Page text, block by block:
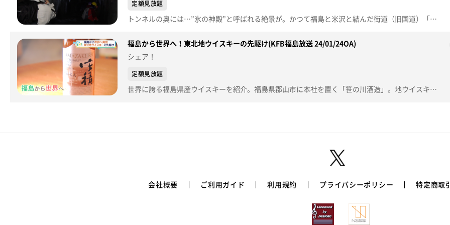
定額見放題
トンネルの奥には…”氷の神殿”と呼ばれる絶景が。かつて福島と米沢と結んだ街道（旧国道）「万世大路」トンネル。標高が高く気温が低いことと、強い風が吹くことで生まれる「氷柱」。暗やみに浮かぶ幻想的な風景をご覧ください。
福島から世界へ！東北地ウイスキーの先駆け(KFB福島放送 24/01/24OA)
シェア！
定額見放題
世界に誇る福島県産ウイスキーを紹介。福島県郡山市に本社を置く「笹の川酒造」。地ウイスキーは国際品評会で世界最高賞を受賞するなど海外から注目を集めている。訪日外国人客を取り込むための体験ツアーも大好評。蒸留所ではオリジナルのウイスキー作り体験が楽しめる。・安積蒸留所(あさかじょうりゅうじょ)http://www.sasanokawa-shop.com/p/item-list/list/genre_id/3109/p0s0.html
会社概要 ご利用ガイド 利用規約 プライバシーポリシー 特定商取